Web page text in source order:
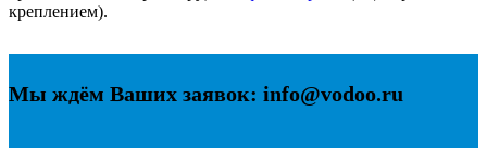
креплением).
Мы ждём Ваших заявок: info@vodoo.ru